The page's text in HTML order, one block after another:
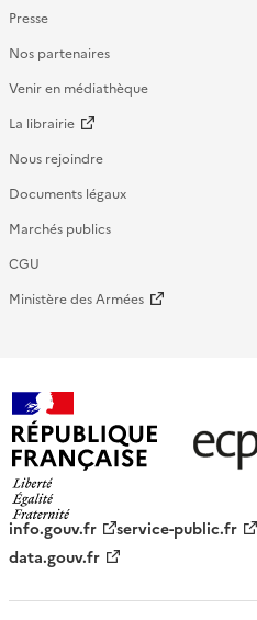
Presse
Nos partenaires
Venir en médiathèque
La librairie
Nous rejoindre
Documents légaux
Marchés publics
CGU
Ministère des Armées
française - ECPAD
info.gouv.fr service-public.fr
data.gouv.fr